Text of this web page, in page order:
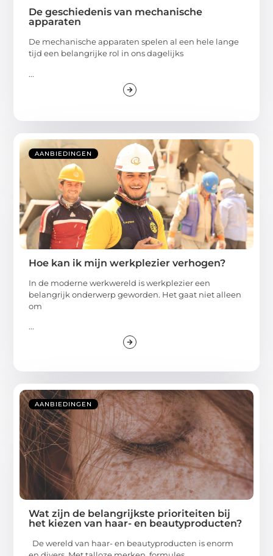
De geschiedenis van mechanische
apparaten
De mechanische apparaten spelen al een hele lange
tijd een belangrijke rol in ons dagelijks
...
AANBIEDINGEN
Hoe kan ik mijn werkplezier verhogen?
In de moderne werkwereld is werkplezier een
belangrijk onderwerp geworden. Het gaat niet alleen
om
...
AANBIEDINGEN
Wat zijn de belangrijkste prioriteiten bij
het kiezen van haar- en beautyproducten?
De wereld van haar- en beautyproducten is enorm